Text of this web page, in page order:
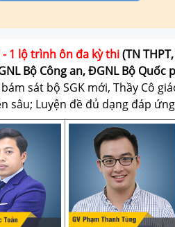
- 1 lộ trình ôn đa kỳ thi(TN
Bộ Công an, ĐGNL Bộ Quốc
sát bộ SGK mới, Thầy Cô
sâu; Luyện đề đủ dạng đáp